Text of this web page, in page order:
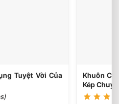
Tuyệt Vời Của
Khuôn
Kép